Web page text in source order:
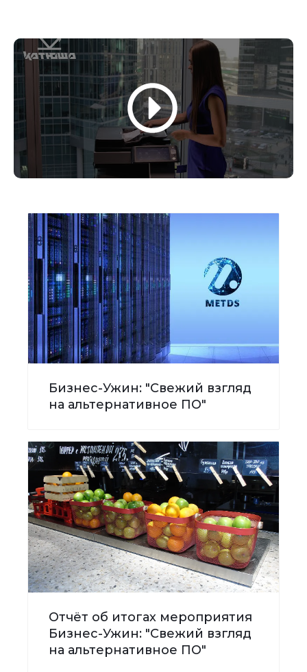
Бизнес-Ужин: "Свежий взгляд
на альтернативное ПО"
Отчёт об итогах мероприятия
Бизнес-Ужин: "Свежий взгляд
на альтернативное ПО"